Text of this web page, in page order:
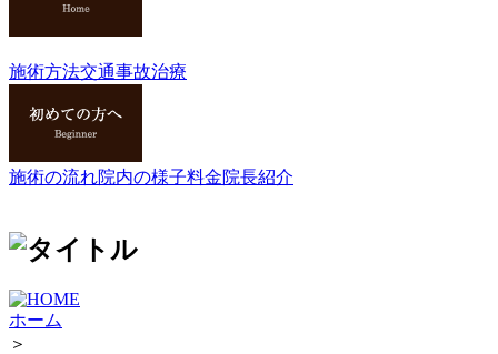
施術方法交通事故治療
施術の流れ院内の様子料金院長紹介
ホーム
＞